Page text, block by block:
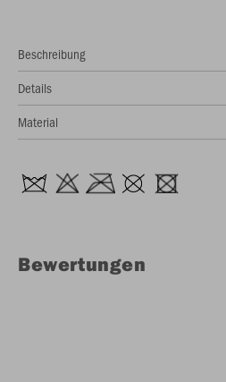
Beschreibung
Details
Material
Bewertungen